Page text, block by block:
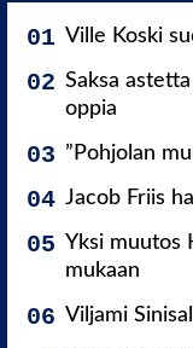
Ville Koski
Saksa
oppia
”Pohjolan
Jacob Friis
Yksi muutos
mukaan
Viljami